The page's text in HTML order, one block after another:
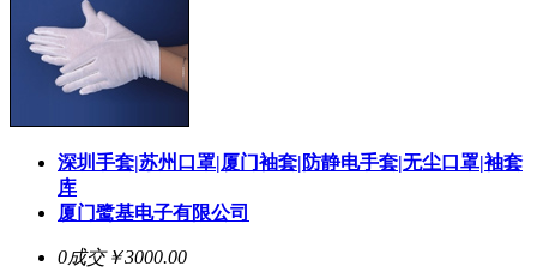
深圳手套|苏州口罩|厦门袖套|防静电手套|无尘口罩|袖套
库
厦门鹭基电子有限公司
0成交￥3000.00